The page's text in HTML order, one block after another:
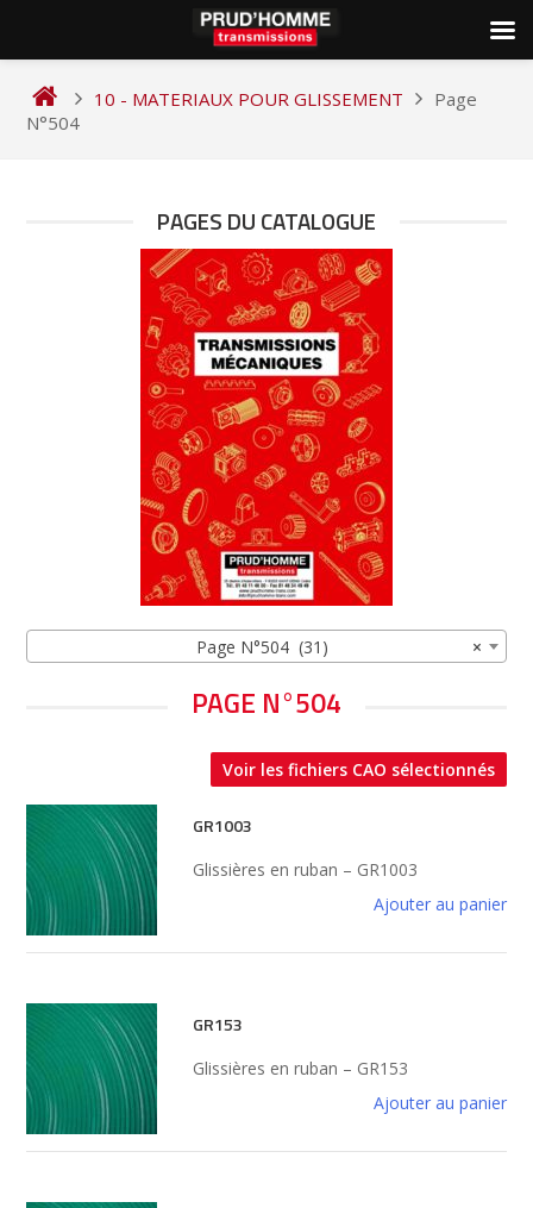
content
10 - MATERIAUX POUR GLISSEMENT
Page
N°504
PAGES DU CATALOGUE
×
Page N°504 (31)
PAGE N°504
Voir les fichiers CAO sélectionnés
GR1003
Glissières en ruban – GR1003
Ajouter au panier
GR153
Glissières en ruban – GR153
Ajouter au panier